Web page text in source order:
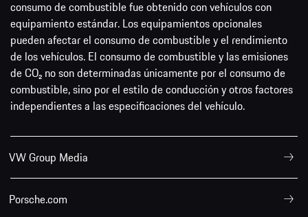
consumo de combustible fue obtenido con vehículos con
equipamiento estándar. Los equipamientos opcionales
pueden afectar el consumo de combustible y el rendimiento
de los vehículos. El consumo de combustible y las emisiones
de CO₂ no son determinadas únicamente por el consumo de
combustible, sino por el estilo de conducción y otros factores
independientes a las especificaciones del vehículo.
VW Group Media
Porsche.com